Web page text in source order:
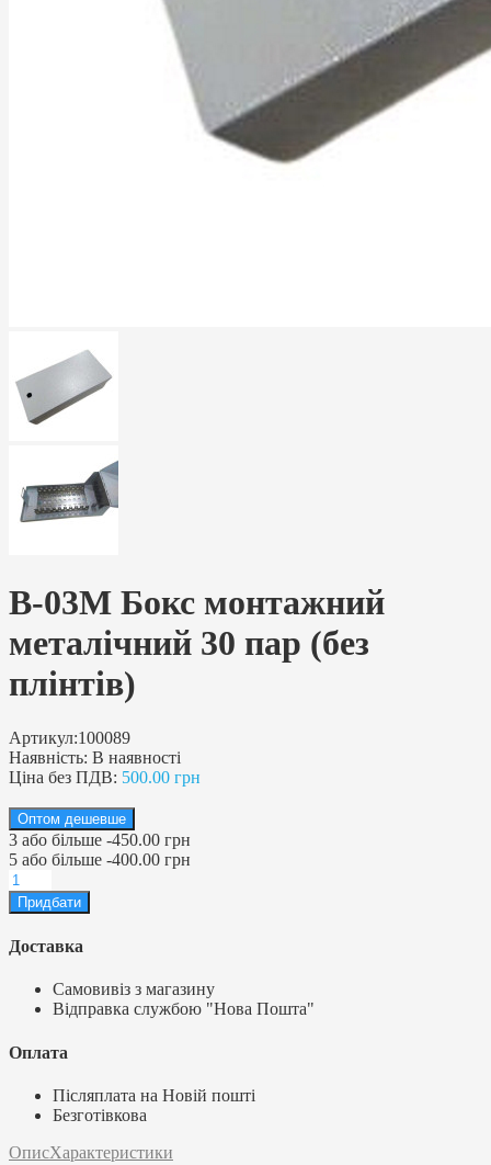
B-03M Бокс монтажний
металічний 30 пар (без
плінтів)
Артикул:100089
Наявність: В наявності
Ціна без ПДВ: 500.00 грн
Оптом дешевше
3 або більше -450.00 грн
5 або більше -400.00 грн
Доставка
Самовивіз з магазину
Відправка службою "Нова Пошта"
Оплата
Післяплата на Новій пошті
Безготівкова
ОписХарактеристики